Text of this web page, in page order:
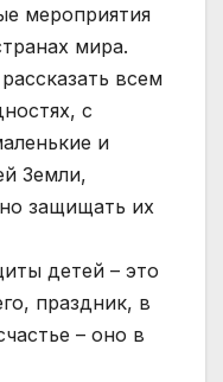
мероприятия
мира.
всем
с
и
Земли,
защищать их
детей – это
праздник, в
– оно в